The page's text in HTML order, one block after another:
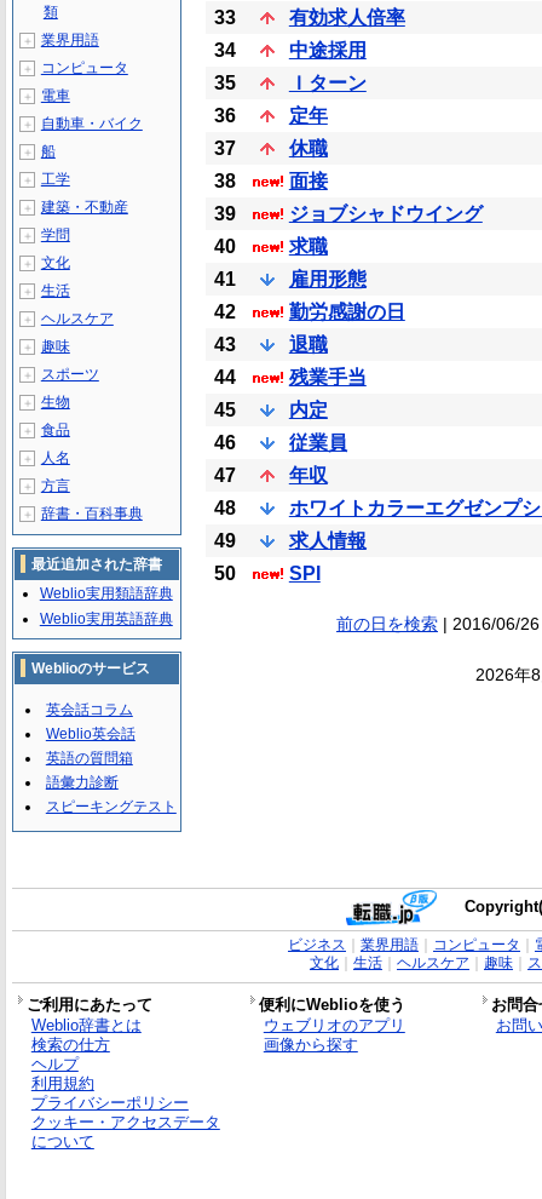
33
有効求人倍率
34
中途採用
35
Ｉターン
36
定年
37
休職
38
面接
39
ジョブシャドウイング
40
求職
41
雇用形態
42
勤労感謝の日
43
退職
44
残業手当
45
内定
46
従業員
47
年収
48
ホワイトカラーエグゼンプ
49
求人情報
50
SPI
前の日を検索| 2016/06/
2026年
類
＋ 業界用語
＋ コンピュータ
＋ 電車
＋ 自動車・バイク
＋ 船
＋ 工学
＋ 建築・不動産
＋ 学問
＋ 文化
＋ 生活
＋ ヘルスケア
＋ 趣味
＋ スポーツ
＋ 生物
＋ 食品
＋ 人名
＋ 方言
＋ 辞書・百科事典
最近追加された辞書
Weblio実用類語辞典
Weblio実用英語辞典
Weblioのサービス
英会話コラム
Weblio英会話
英語の質問箱
語彙力診断
スピーキングテスト
ビジネス 業界用語｜ コンピュータ
文化｜ 生活｜ ヘルスケア 趣味｜
ご利用にあたって 便利にWeblioを使う
お問
Weblio辞書とは
検索の仕方
ヘルプ
利用規約
プライバシーポリシー
クッキー・アクセスデータ
について
ウェブリオのアプリ
画像から探す
お問